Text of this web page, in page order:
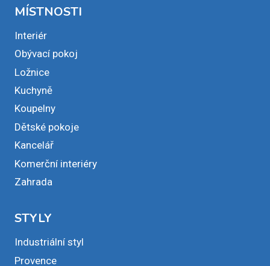
MÍSTNOSTI
Interiér
Obývací pokoj
Ložnice
Kuchyně
Koupelny
Dětské pokoje
Kancelář
Komerční interiéry
Zahrada
STYLY
Industriální styl
Provence